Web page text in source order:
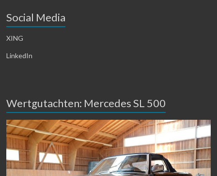
Social Media
XING
LinkedIn
Wertgutachten: Mercedes SL 500